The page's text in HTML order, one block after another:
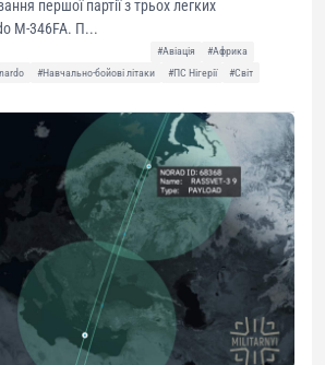
першої партії з трьох легких
M-346FA. П...
#Авіація
#Африка
#Навчально-бойові літаки #ПС Нігерії
#Світ